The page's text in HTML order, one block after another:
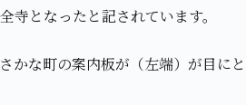
となったと記されています。
かな町の案内板が（左端）が目にと